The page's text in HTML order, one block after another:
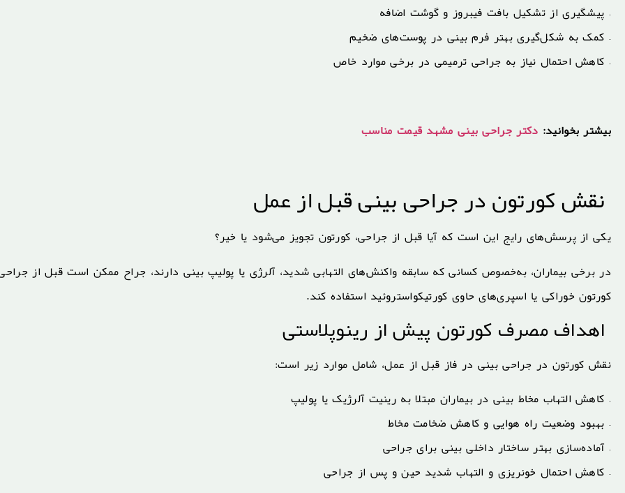
– پیشگیری از تشکیل بافت فیبروز و گوشت اضافه
– کمک به شکل‌گیری بهتر فرم بینی در پوست‌های ضخیم
– کاهش احتمال نیاز به جراحی ترمیمی در برخی موارد خاص
بیشتر بخوانید: دکتر جراحی بینی مشهد قیمت مناسب
نقش کورتون در جراحی بینی قبل از عمل
یکی از پرسش‌های رایج این است که آیا قبل از جراحی، کورتون تجویز می‌شود یا خیر؟
در برخی بیماران، به‌خصوص کسانی که سابقه واکنش‌های التهابی شدید، آلرژی یا پولیپ بینی دارند، جراح ممکن است قبل از
کورتون خوراکی یا اسپری‌های حاوی کورتیکواستروئید استفاده کند.
اهداف مصرف کورتون پیش از رینوپلاستی
نقش کورتون در جراحی بینی در فاز قبل از عمل، شامل موارد زیر است:
– کاهش التهاب مخاط بینی در بیماران مبتلا به رینیت آلرژیک یا پولیپ
– بهبود وضعیت راه هوایی و کاهش ضخامت مخاط
– آماده‌سازی بهتر ساختار داخلی بینی برای جراحی
– کاهش احتمال خونریزی و التهاب شدید حین و پس از جراحی